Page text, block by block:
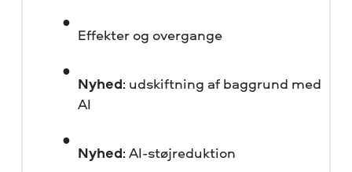
Effekter og overgange
Nyhed: udskiftning af baggrund med
AI
Nyhed: AI-støjreduktion